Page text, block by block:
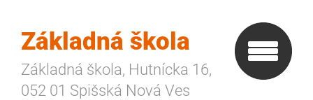
Základná škola
Základná škola, Hutnícka 16,
052 01 Spišská Nová Ves